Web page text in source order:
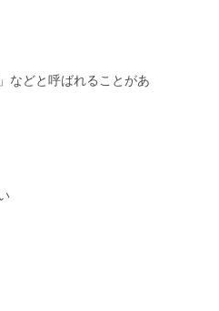
などと呼ばれることがあ